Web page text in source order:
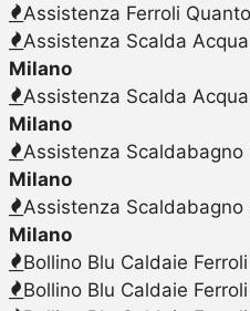
Assistenza Ferroli
Assistenza Scalda
Milano
Assistenza Scalda
Milano
Assistenza Scaldabagno
Milano
Assistenza Scaldabagno
Milano
Bollino Blu Caldaie Ferroli
Bollino Blu Caldaie